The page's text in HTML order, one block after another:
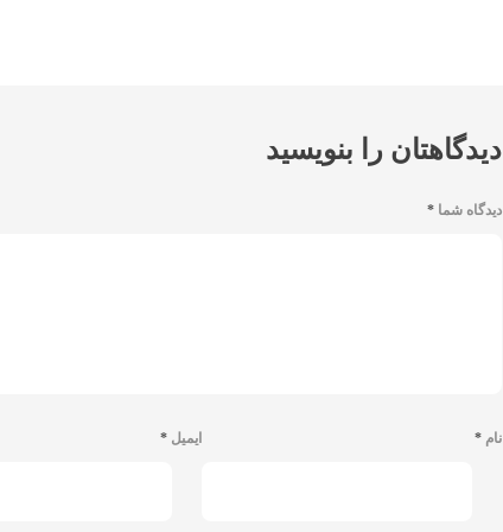
دیدگاهتان را بنویسید
دیدگاه شما *
نام * ایمیل *